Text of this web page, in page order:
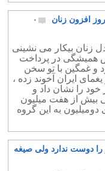
افزون زنان ۰
زنان بیکار می نشینی
همیشگی در پرداخت
و غمگین با تو سخن
ایران آخوند زده ،
خود را نشان داد و
بیش از هفت میلیون
دومیلیون به این گروه
را دوست ندارد ولی صیغه